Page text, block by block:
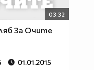
03:32
За Очите
01.01.2015